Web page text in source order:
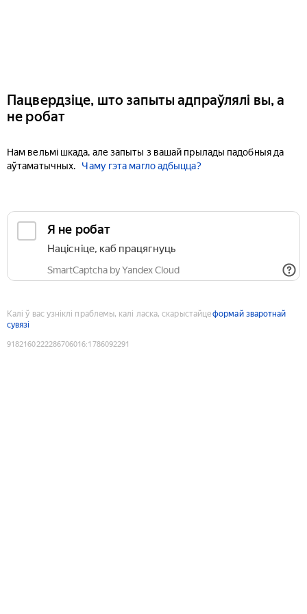
Пацвердзіце, што запыты адпраўлялі вы, а
не робат
Нам вельмі шкада, але запыты з вашай прылады падобныя да
аўтаматычных.
Чаму гэта магло адбыцца?
Я не робат
Націсніце, каб працягнуць
SmartCaptcha by Yandex Cloud
Калі ў вас узніклі праблемы, калі ласка, скарыстайцеформай зваротнай
сувязі
9182160222286706016:1786092291